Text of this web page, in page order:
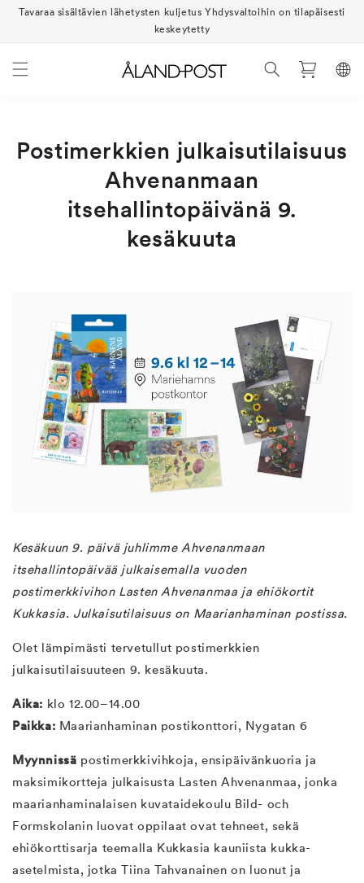
Ohita ja
siirry
Tavaraa sisältävien lähetysten kuljetus Yhdysvaltoihin on tilapäisesti
keskeytetty
Ostoskori
Postimerkkien julkaisutilaisuus
Ahvenanmaan
itsehallintopäivänä 9.
kesäkuuta
Kesäkuun 9. päivä juhlimme Ahvenanmaan
itsehallintopäivää julkaisemalla vuoden
postimerkkivihon Lasten Ahvenanmaa ja ehiökortit
Kukkasia. Julkaisutilaisuus on Maarianhaminan postissa.
Olet lämpimästi tervetullut postimerkkien
julkaisutilaisuuteen 9. kesäkuuta.
Aika: klo 12.00–14.00
Paikka: Maarianhaminan postikonttori, Nygatan 6
Myynnissä postimerkkivihkoja, ensipäivänkuoria ja
maksimikortteja julkaisusta Lasten Ahvenanmaa, jonka
maarianhaminalaisen kuvataidekoulu Bild- och
Formskolanin luovat oppilaat ovat tehneet, sekä
ehiökorttisarja teemalla Kukkasia kauniista kukka-
asetelmista, jotka Tiina Tahvanainen on luonut ja